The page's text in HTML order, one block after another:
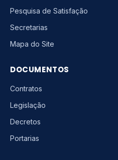
Pesquisa de Satisfação
Secretarias
Mapa do Site
DOCUMENTOS
Contratos
Legislação
Decretos
Portarias